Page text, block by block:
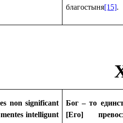
благостыня[15].
non significant
intelligunt
Бог – то
[Его]